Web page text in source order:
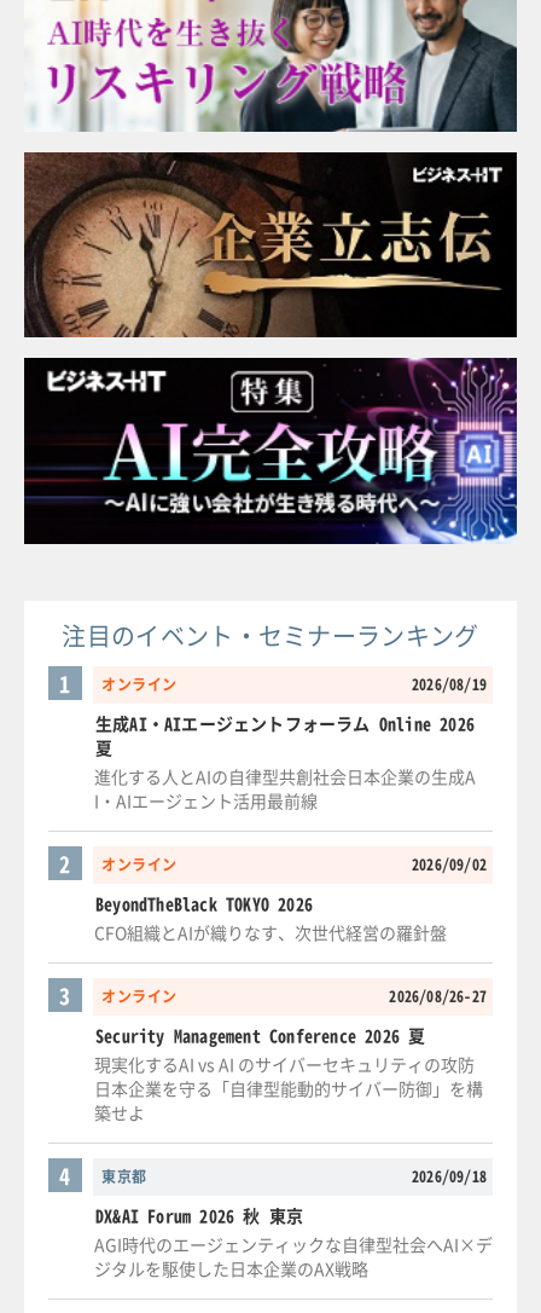
注目のイベント・セミナーランキング
オンライン 2026/08/19
1
生成AI・AIエージェントフォーラム Online 2026
夏
進化する人とAIの自律型共創社会日本企業の生成A
I・AIエージェント活用最前線
オンライン 2026/09/02
2
BeyondTheBlack TOKYO 2026
CFO組織とAIが織りなす、次世代経営の羅針盤
オンライン 2026/08/26-27
3
Security Management Conference 2026 夏
現実化するAI vs AI のサイバーセキュリティの攻防
日本企業を守る「自律型能動的サイバー防御」を構
築せよ
東京都 2026/09/18
4
DX&AI Forum 2026 秋 東京
AGI時代のエージェンティックな自律型社会へAI×デ
ジタルを駆使した日本企業のAX戦略